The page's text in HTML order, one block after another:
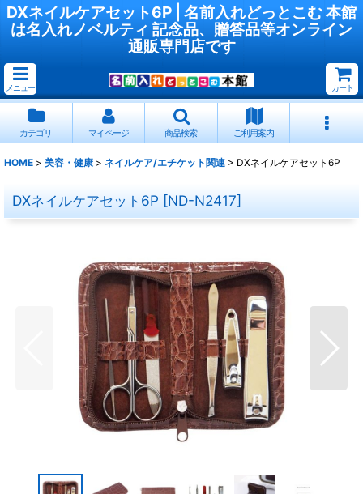
DXネイルケアセット6P | 名前入れどっとこむ 本館
は名入れノベルティ 記念品、贈答品等オンライン
通販専門店です
メニュー カート
カテゴリ マイページ 商品検索 ご利用案内
HOME > 美容・健康 > ネイルケア/エチケット関連 > DXネイルケアセット6P
DXネイルケアセット6P [ND-N2417]